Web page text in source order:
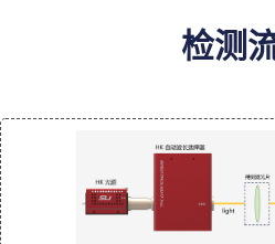
检测